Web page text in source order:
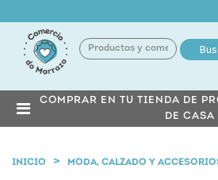
COMPRAR EN TU TIENDA DE
DE CASA
INICIO MODA, CALZADO Y